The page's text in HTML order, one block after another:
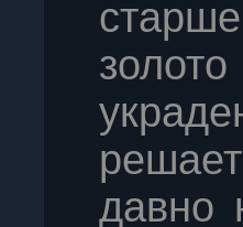
давно